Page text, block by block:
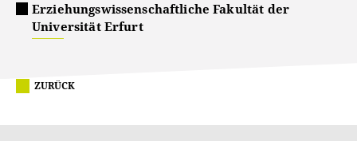
Erziehungswissenschaftliche Fakultät der
Universität Erfurt
ZURÜCK